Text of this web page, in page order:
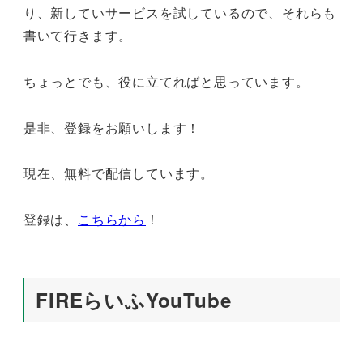
り、新していサービスを試しているので、それらも
書いて行きます。
ちょっとでも、役に立てればと思っています。
是非、登録をお願いします！
現在、無料で配信しています。
登録は、 こちらから ！
FIREらいふYouTube